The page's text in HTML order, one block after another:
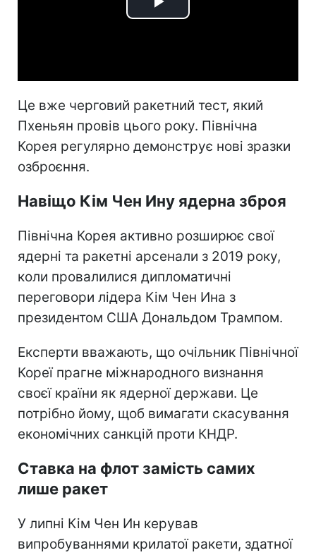
Play
Це вже черговий ракетний тест, який
Пхеньян провів цього року. Північна
Корея регулярно демонструє нові зразки
озброєння.
Навіщо Кім Чен Ину ядерна зброя
Північна Корея активно розширює свої
ядерні та ракетні арсенали з 2019 року,
коли провалилися дипломатичні
переговори лідера Кім Чен Ина з
президентом США Дональдом Трампом.
Експерти вважають, що очільник Північної
Кореї прагне міжнародного визнання
своєї країни як ядерної держави. Це
потрібно йому, щоб вимагати скасування
економічних санкцій проти КНДР.
Ставка на флот замість самих
лише ракет
У липні Кім Чен Ин керував
випробуваннями крилатої ракети, здатної